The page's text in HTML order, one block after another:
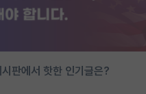
판에서 핫한 인기글은?